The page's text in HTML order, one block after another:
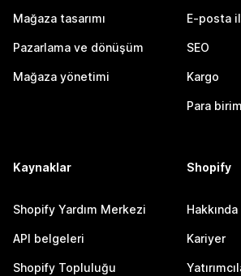
Mağaza tasarımı
Pazarlama ve dönüşüm
Mağaza yönetimi
E-posta
SEO
Kargo
Para
Kaynaklar
Shopify Yardım Merkezi
API belgeleri
Shopify Topluluğu
Shopify
Hakkında
Kariyer